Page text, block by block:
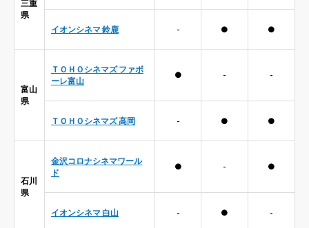
三重
県
イオンシネマ 鈴鹿 - ● ●
富山
県
ＴＯＨＯシネマズ ファボ
ーレ富山
● - -
ＴＯＨＯシネマズ 高岡 - ● ●
石川
県
金沢コロナシネマワール
ド
● - ●
イオンシネマ 白山 - ● -